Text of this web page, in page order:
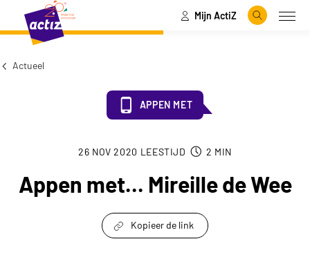
Naar hoofdinhoud
Naar menu Mijn ActiZ
Zoeken
Actueel
APPEN MET
26 NOV 2020 LEESTIJD 2 MIN
Appen met... Mireille de Wee
Kopieer de link